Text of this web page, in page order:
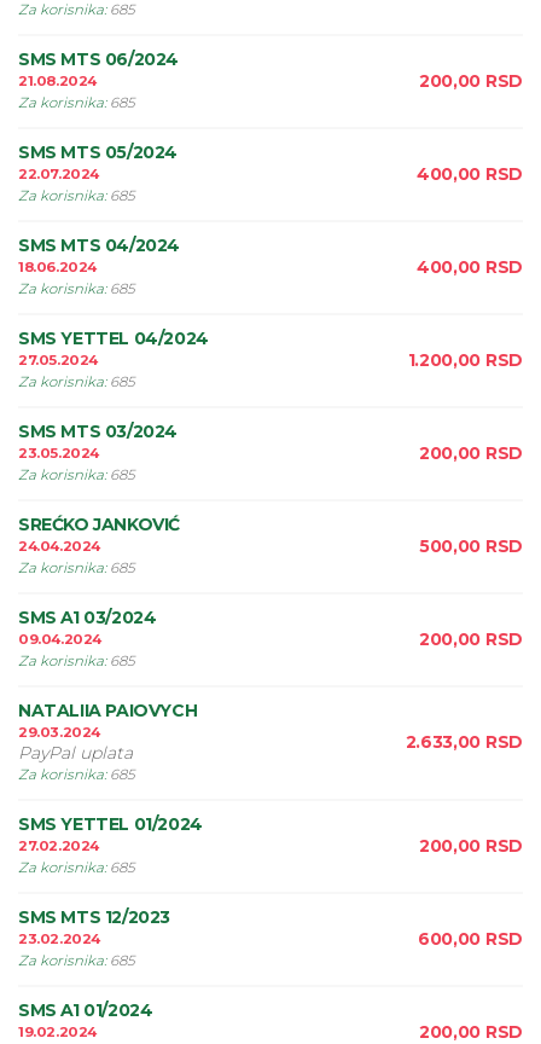
Za korisnika: 685
SMS MTS 06/2024
21.08.2024
Za korisnika: 685
200,00 RSD
SMS MTS 05/2024
22.07.2024
Za korisnika: 685
400,00 RSD
SMS MTS 04/2024
18.06.2024
Za korisnika: 685
400,00 RSD
SMS YETTEL 04/2024
27.05.2024
Za korisnika: 685
1.200,00 RSD
SMS MTS 03/2024
23.05.2024
Za korisnika: 685
200,00 RSD
SREĆKO JANKOVIĆ
24.04.2024
Za korisnika: 685
500,00 RSD
SMS A1 03/2024
09.04.2024
Za korisnika: 685
200,00 RSD
NATALIIA PAIOVYCH
29.03.2024
PayPal uplata
Za korisnika: 685
2.633,00 RSD
SMS YETTEL 01/2024
27.02.2024
Za korisnika: 685
200,00 RSD
SMS MTS 12/2023
23.02.2024
Za korisnika: 685
600,00 RSD
SMS A1 01/2024
19.02.2024
200,00 RSD